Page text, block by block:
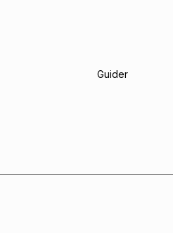
Guider